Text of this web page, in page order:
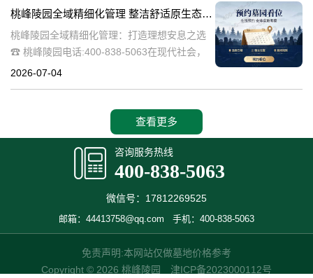
桃峰陵园全域精细化管理 整洁舒适原生态园区：打造理想安息之选
桃峰陵园全域精细化管理：打造理想安息之选
☎ 桃峰陵园电话:400-838-5063在现代社会，
人们对死亡和安息地的看法正在发生变化。越
2026-07-04
查看更多
咨询服务热线
400-838-5063
微信号：17812269525
邮箱：44413758@qq.com 手机：400-838-5063
免责声明:本网站仅做墓地价格参考
Copyright © 2026 桃峰陵园 津ICP备2023000112号